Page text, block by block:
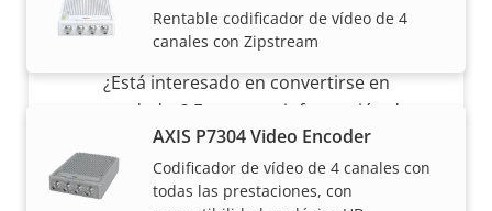
Rentable codificador de vídeo de 4
canales con Zipstream
AXIS P7304 Video Encoder
Codificador de vídeo de 4 canales con
todas las prestaciones, con
¿Quiere vender productos Axis?
¿Está interesado en convertirse en
revendedor? Encuentre información de
contacto de distribuidores de productos y
sistemas Axis.